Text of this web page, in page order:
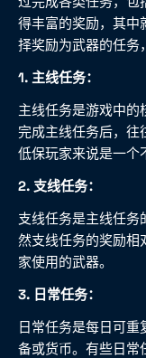
得丰富的奖励，其中
择奖励为武器的任务
1. 主线任务：
主线任务是游戏中的
完成主线任务后，往
低保玩家来说是一个
2. 支线任务：
支线任务是主线任务
然支线任务的奖励相
家使用的武器。
3. 日常任务：
日常任务是每日可
备或货币。有些日常